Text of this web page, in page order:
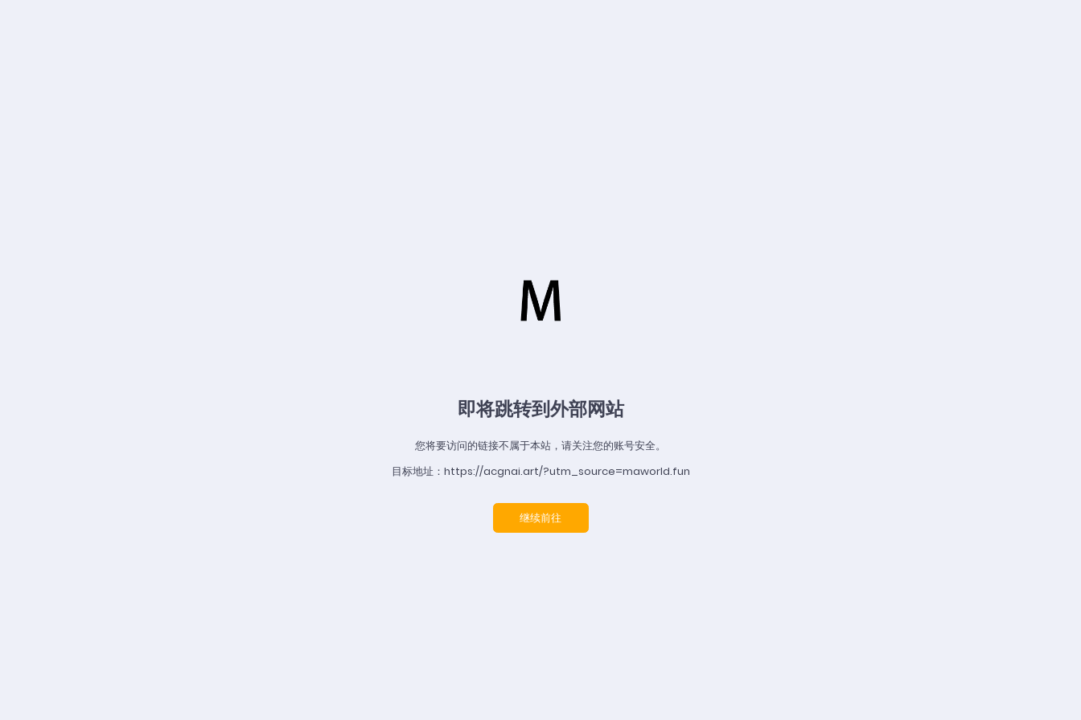
即将跳转到外部网站
您将要访问的链接不属于本站，请关注您的账号安全。
目标地址：https://acgnai.art/?utm_source=maworld.fun
继续前往